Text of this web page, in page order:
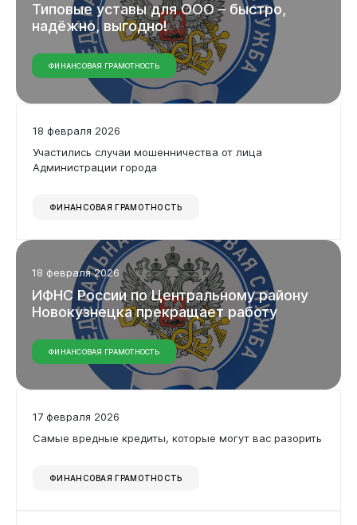
Горожанам
ТиповыеуставыдляООО– быстро,
надёжно,выгодно!
ФИНАНСОВАЯ ГРАМОТНОСТЬ
18 февраля 2026
Участились случаи мошенничества от лица
Администрации города
ФИНАНСОВАЯ ГРАМОТНОСТЬ
18 февраля 2026
ИФНСРоссиипоЦентральномурайону
Новокузнецкапрекращает работу
ФИНАНСОВАЯ ГРАМОТНОСТЬ
17 февраля 2026
Самые вредные кредиты, которые могут вас разорить
ФИНАНСОВАЯ ГРАМОТНОСТЬ